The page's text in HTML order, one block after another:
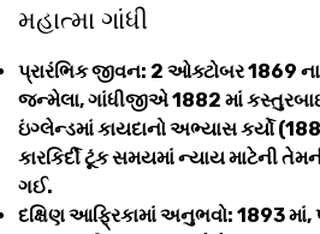
મહાત્મા ગાંધી
પ્રારંભિક જીવન: 2 ઓક્ટોબર 1869 ના
જન્મેલા, ગાંધીજીએ 1882 માં
ઇંગ્લેન્ડમાં કાયદાનો અભ્યાસ કર્યો
કારકિર્દી ટૂંક સમયમાં ન્યાય માટેની
ગઈ.
દક્ષિણ આફ્રિકામાં અનુભવો: 1893 માં,